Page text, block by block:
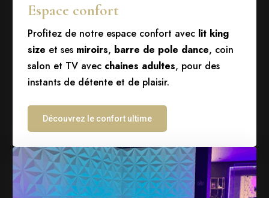
Espace confort
Profitez de notre espace confort avec lit king
size et ses miroirs, barre de pole dance, coin
salon et TV avec chaines adultes, pour des
instants de détente et de plaisir.
Découvrez le confort ultime